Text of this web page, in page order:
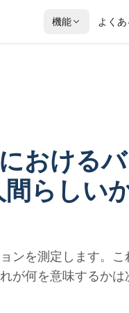
機能 よく
おける
らしい
ンを測定します。
が何を意味するかは